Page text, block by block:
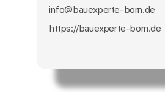
info@bauexperte-born.de
https://bauexperte-born.de